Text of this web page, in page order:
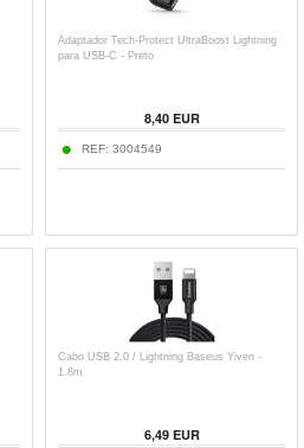
Adaptador Tech-Protect UltraBoost Lightning
para USB-C - Preto
8,40EUR
REF: 3004549
Cabo USB 2.0 / Lightning Baseus Yiven -
1.8m
6,49EUR